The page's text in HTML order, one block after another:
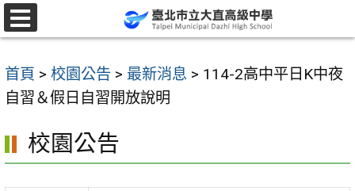
跳
至
要
內
區
首頁 > 校園公告 > 最新消息 > 114-2高中平日K中夜
自習＆假日自習開放說明
校園公告
選
單